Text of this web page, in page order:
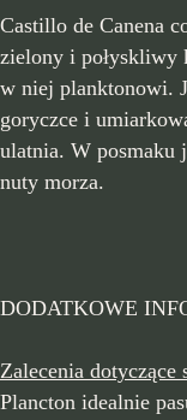
Castillo de Canena
zielony i połyskliwy
w niej planktonowi.
goryczce i
ulatnia. W posmaku
nuty morza.
DODATKOWE
Zalecenia dotyczące
Plancton idealnie